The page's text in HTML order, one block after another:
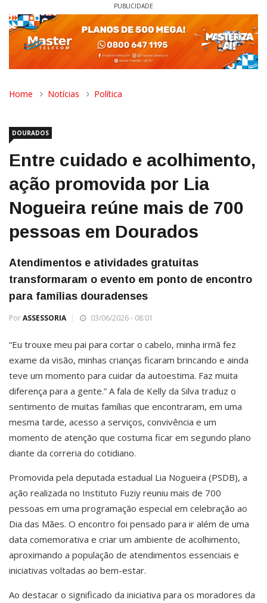
PUBLICIDADE
Home Notícias Política
DOURADOS
Entre cuidado e acolhimento,
ação promovida por Lia
Nogueira reúne mais de 700
pessoas em Dourados
Atendimentos e atividades gratuitas
transformaram o evento em ponto de encontro
para famílias douradenses
PorASSESSORIA 03/06/2026 - 08:01
“Eu trouxe meu pai para cortar o cabelo, minha irmã fez
exame da visão, minhas crianças ficaram brincando e ainda
teve um momento para cuidar da autoestima. Faz muita
diferença para a gente.” A fala de Kelly da Silva traduz o
sentimento de muitas famílias que encontraram, em uma
mesma tarde, acesso a serviços, convivência e um
momento de atenção que costuma ficar em segundo plano
diante da correria do cotidiano.
Promovida pela deputada estadual Lia Nogueira (PSDB), a
ação realizada no Instituto Fuziy reuniu mais de 700
pessoas em uma programação especial em celebração ao
Dia das Mães. O encontro foi pensado para ir além de uma
data comemorativa e criar um ambiente de acolhimento,
aproximando a população de atendimentos essenciais e
iniciativas voltadas ao bem-estar.
Ao destacar o significado da iniciativa para os moradores da